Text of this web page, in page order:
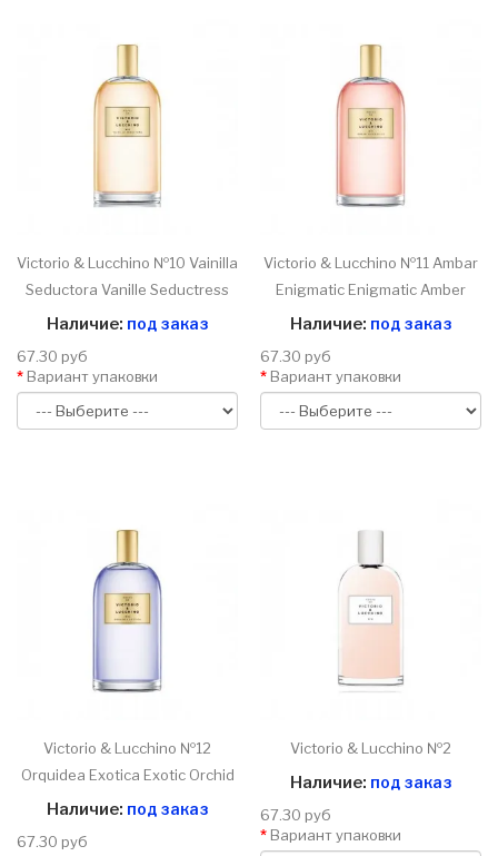
Victorio & Lucchino №10 Vainilla
Seductora Vanille Seductress
Наличие: под заказ
67.30 руб
Вариант упаковки
Victorio & Lucchino №11 Ambar
Enigmatic Enigmatic Amber
Наличие: под заказ
67.30 руб
Вариант упаковки
Victorio & Lucchino №12
Orquidea Exotica Exotic Orchid
Наличие: под заказ
67.30 руб
Victorio & Lucchino №2
Наличие: под заказ
67.30 руб
Вариант упаковки